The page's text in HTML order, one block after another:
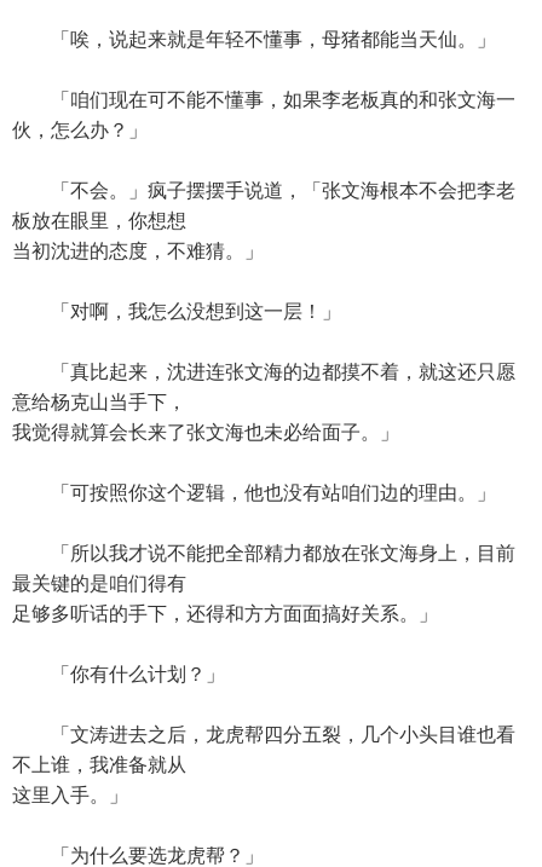
「唉，说起来就是年轻不懂事，母猪都能当天仙。」
「咱们现在可不能不懂事，如果李老板真的和张文海一
伙，怎么办？」
「不会。」疯子摆摆手说道，「张文海根本不会把李老
板放在眼里，你想想
当初沈进的态度，不难猜。」
「对啊，我怎么没想到这一层！」
「真比起来，沈进连张文海的边都摸不着，就这还只愿
意给杨克山当手下，
我觉得就算会长来了张文海也未必给面子。」
「可按照你这个逻辑，他也没有站咱们边的理由。」
「所以我才说不能把全部精力都放在张文海身上，目前
最关键的是咱们得有
足够多听话的手下，还得和方方面面搞好关系。」
「你有什么计划？」
「文涛进去之后，龙虎帮四分五裂，几个小头目谁也看
不上谁，我准备就从
这里入手。」
「为什么要选龙虎帮？」